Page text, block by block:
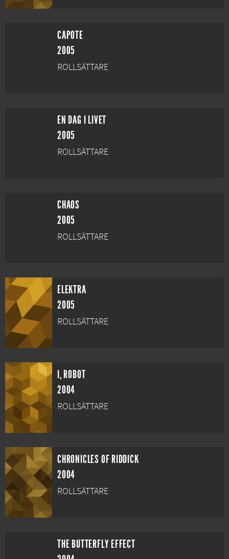
CAPOTE
2005
ROLLSÄTTARE
EN DAG I LIVET
2005
ROLLSÄTTARE
CHAOS
2005
ROLLSÄTTARE
ELEKTRA
2005
ROLLSÄTTARE
I, ROBOT
2004
ROLLSÄTTARE
CHRONICLES OF RIDDICK
2004
ROLLSÄTTARE
THE BUTTERFLY EFFECT